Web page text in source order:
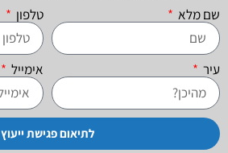
שם מלא
טלפון
עיר אימייל
לתיאום פגישת ייעוץ